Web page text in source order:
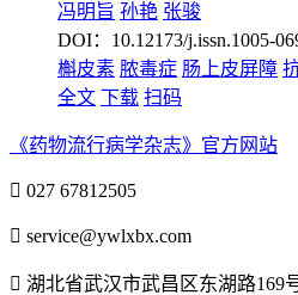
冯明旨 孙艳 张骏
DOI：10.12173/j.issn.1005-
槲皮素 脓毒症 肠上皮屏障
全文 下载 扫码
《药物流行病学杂志》官方网站
 027 67812505
 service@ywlxbx.com
 湖北省武汉市武昌区东湖路169